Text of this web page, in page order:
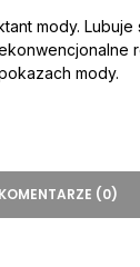
mody. Lubuje
mody.
KOMENTARZE (0)